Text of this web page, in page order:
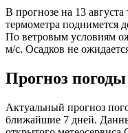
В прогнозе на 13
термометра поднимется
По ветровым условиям
м/с. Осадков не
Прогноз погоды
Актуальный прогноз
ближайшие 7 дней.